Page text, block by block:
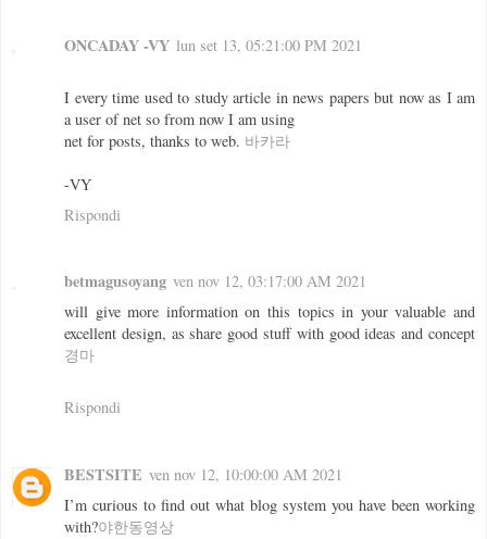
ONCADAY -VY lun set 13, 05:21:00 PM 2021
I every time used to study article in news papers but now as I am
a user of net so from now I am using
net for posts, thanks to web. 바카라
-VY
Rispondi
betmagusoyang ven nov 12, 03:17:00 AM 2021
will give more information on this topics in your valuable and
excellent design, as share good stuff with good ideas and concept
경마
Rispondi
BESTSITE ven nov 12, 10:00:00 AM 2021
I’m curious to find out what blog system you have been working
with?야한동영상